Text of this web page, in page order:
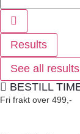
Results
See all results
BESTILL
Fri frakt over 499,-